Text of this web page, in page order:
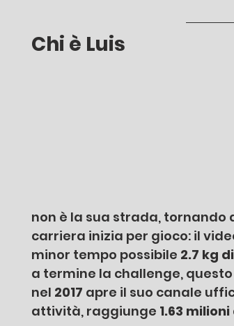
Chi è Luis
non è la sua strada,
carriera inizia per gioco: il
minor tempo possibile 2.7 kg
a termine la challenge,
nel 2017 apre il suo canale
attività, raggiunge 1.63